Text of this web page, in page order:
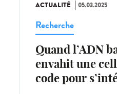
ACTUALITÉ 05.03.2025
Recherche
Quand l’ADN
envahit une
code pour